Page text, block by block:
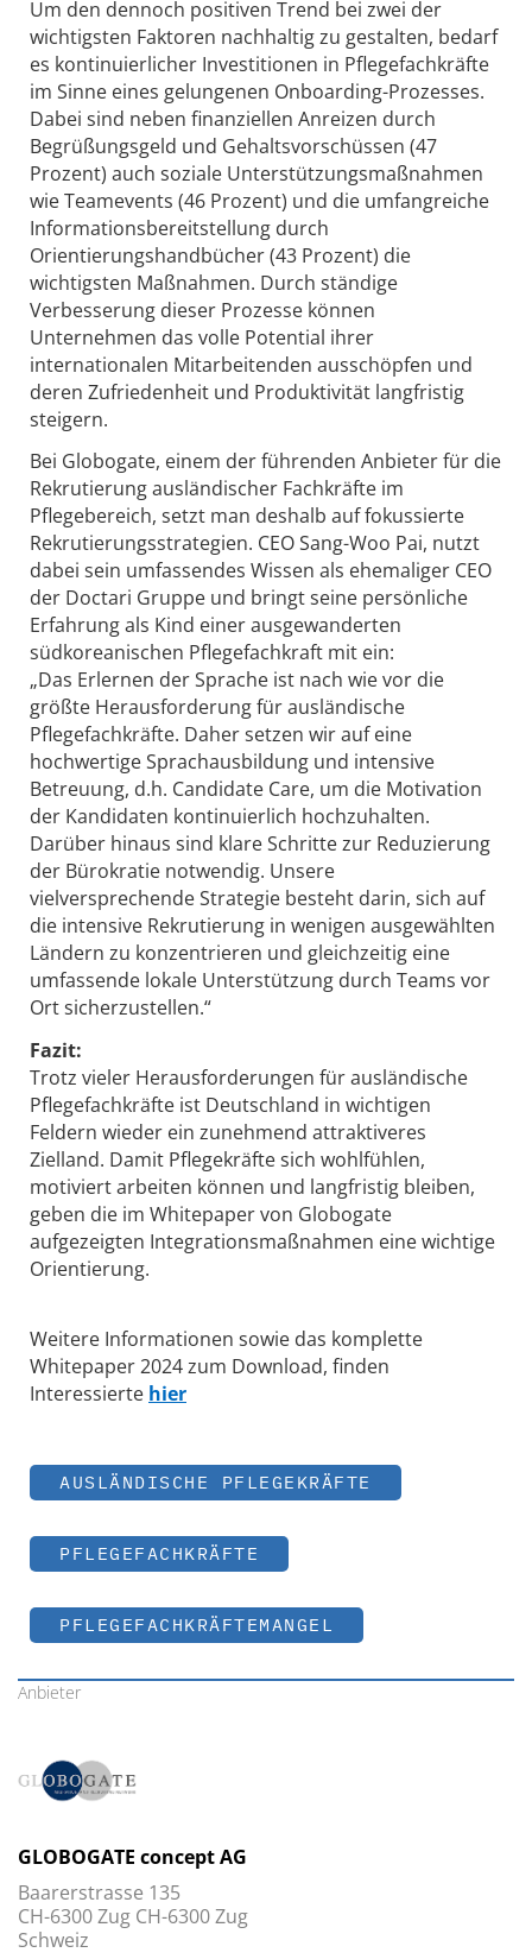
Um den dennoch positiven Trend bei zwei der
wichtigsten Faktoren nachhaltig zu gestalten, bedarf
es kontinuierlicher Investitionen in Pflegefachkräfte
im Sinne eines gelungenen Onboarding-Prozesses.
Dabei sind neben finanziellen Anreizen durch
Begrüßungsgeld und Gehaltsvorschüssen (47
Prozent) auch soziale Unterstützungsmaßnahmen
wie Teamevents (46 Prozent) und die umfangreiche
Informationsbereitstellung durch
Orientierungshandbücher (43 Prozent) die
wichtigsten Maßnahmen. Durch ständige
Verbesserung dieser Prozesse können
Unternehmen das volle Potential ihrer
internationalen Mitarbeitenden ausschöpfen und
deren Zufriedenheit und Produktivität langfristig
steigern.
Bei Globogate, einem der führenden Anbieter für die
Rekrutierung ausländischer Fachkräfte im
Pflegebereich, setzt man deshalb auf fokussierte
Rekrutierungsstrategien. CEO Sang-Woo Pai, nutzt
dabei sein umfassendes Wissen als ehemaliger CEO
der Doctari Gruppe und bringt seine persönliche
Erfahrung als Kind einer ausgewanderten
südkoreanischen Pflegefachkraft mit ein:
„Das Erlernen der Sprache ist nach wie vor die
größte Herausforderung für ausländische
Pflegefachkräfte. Daher setzen wir auf eine
hochwertige Sprachausbildung und intensive
Betreuung, d.h. Candidate Care, um die Motivation
der Kandidaten kontinuierlich hochzuhalten.
Darüber hinaus sind klare Schritte zur Reduzierung
der Bürokratie notwendig. Unsere
vielversprechende Strategie besteht darin, sich auf
die intensive Rekrutierung in wenigen ausgewählten
Ländern zu konzentrieren und gleichzeitig eine
umfassende lokale Unterstützung durch Teams vor
Ort sicherzustellen.“
Fazit:
Trotz vieler Herausforderungen für ausländische
Pflegefachkräfte ist Deutschland in wichtigen
Feldern wieder ein zunehmend attraktiveres
Zielland. Damit Pflegekräfte sich wohlfühlen,
motiviert arbeiten können und langfristig bleiben,
geben die im Whitepaper von Globogate
aufgezeigten Integrationsmaßnahmen eine wichtige
Orientierung.
Weitere Informationen sowie das komplette
Whitepaper 2024 zum Download, finden
Interessierte hier
AUSLÄNDISCHE PFLEGEKRÄFTE
PFLEGEFACHKRÄFTE
PFLEGEFACHKRÄFTEMANGEL
Anbieter
GLOBOGATE concept AG
Baarerstrasse 135
CH-6300 Zug CH-6300 Zug
Schweiz